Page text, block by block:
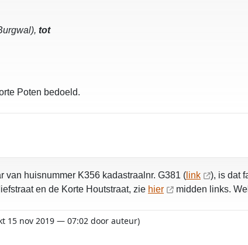
tot
Poten bedoeld.
van huisnummer K356 kadastraalnr. G381 ( link
), is dat
en de Korte Houtstraat, zie hier midden links.
15 nov 2019 — 07:02 door auteur)